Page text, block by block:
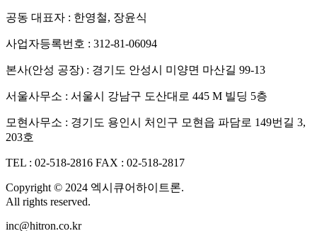
공동 대표자 : 한영철, 장윤식
사업자등록번호 : 312-81-06094
본사(안성 공장) : 경기도 안성시 미양면 마산길 99-13
서울사무소 : 서울시 강남구 도산대로 445 M 빌딩 5층
모현사무소 : 경기도 용인시 처인구 모현읍 파담로 149번길 3,
203호
TEL : 02-518-2816 FAX : 02-518-2817
Copyright © 2024 엑시큐어하이트론.
All rights reserved.
inc@hitron.co.kr